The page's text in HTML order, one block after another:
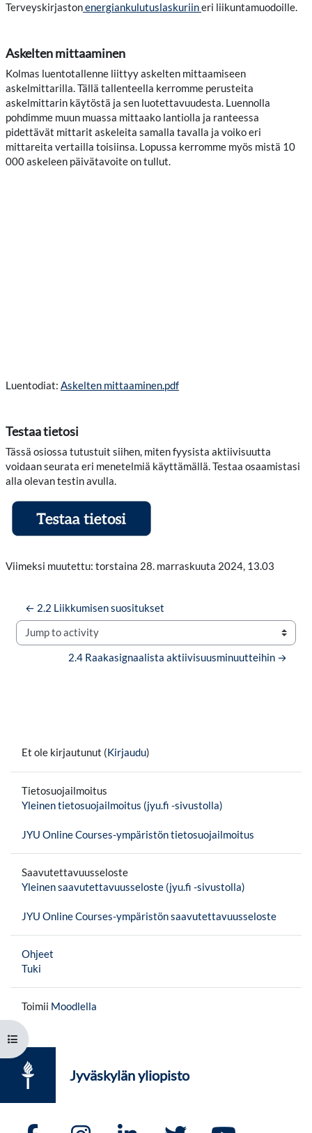
Avaa kurssisisältö
Terveyskirjastonenergiankulutuslaskuriineri liikuntamuodoille.
Askelten mittaaminen
Kolmas luentotallenne liittyy askelten mittaamiseen
askelmittarilla. Tällä tallenteella kerromme perusteita
askelmittarin käytöstä ja sen luotettavuudesta. Luennolla
pohdimme muun muassa mittaako lantiolla ja ranteessa
pidettävät mittarit askeleita samalla tavalla ja voiko eri
mittareita vertailla toisiinsa. Lopussa kerromme myös mistä 10
000 askeleen päivätavoite on tullut.
Luentodiat: Askelten mittaaminen.pdf
Testaa tietosi
Tässä osiossa tutustuit siihen, miten fyysista aktiivisuutta
voidaan seurata eri menetelmiä käyttämällä. Testaa osaamistasi
alla olevan testin avulla.
Viimeksi muutettu: torstaina 28. marraskuuta 2024, 13.03
← 2.2 Liikkumisen suositukset
Jump to activity
2.4 Raakasignaalista aktiivisuusminuutteihin →
Et ole kirjautunut (Kirjaudu)
Tietosuojailmoitus
Yleinen tietosuojailmoitus (jyu.fi -sivustolla)
JYU Online Courses-ympäristön tietosuojailmoitus
Saavutettavuusseloste
Yleinen saavutettavuusseloste (jyu.fi -sivustolla)
JYU Online Courses-ympäristön saavutettavuusseloste
Ohjeet
Tuki
Toimii Moodlella
Jyväskylän yliopisto